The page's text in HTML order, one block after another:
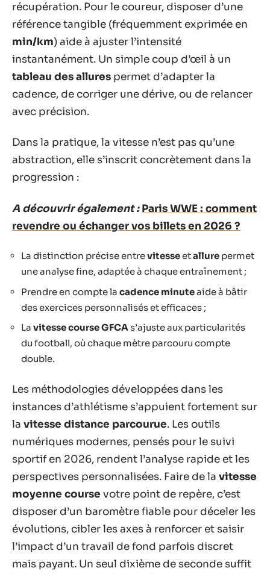
récupération. Pour le coureur, disposer d’une
référence tangible (fréquemment exprimée en
min/km) aide à ajuster l’intensité
instantanément. Un simple coup d’œil à un
tableau des allures permet d’adapter la
cadence, de corriger une dérive, ou de relancer
avec précision.
Dans la pratique, la vitesse n’est pas qu’une
abstraction, elle s’inscrit concrètement dans la
progression :
A découvrir également : Paris WWE : comment
revendre ou échanger vos billets en 2026 ?
La distinction précise entrevitesseetallure permet
une analyse fine, adaptée à chaque entraînement ;
Prendre en compte la cadence minuteaide à bâtir
des exercices personnalisés et efficaces ;
La vitesse course GFCAs’ajuste aux particularités
du football, où chaque mètre parcouru compte
double.
Les méthodologies développées dans les
instances d’athlétisme s’appuient fortement sur
la vitesse distance parcourue. Les outils
numériques modernes, pensés pour le suivi
sportif en 2026, rendent l’analyse rapide et les
perspectives personnalisées. Faire de la vitesse
moyenne course votre point de repère, c’est
disposer d’un baromètre fiable pour déceler les
évolutions, cibler les axes à renforcer et saisir
l’impact d’un travail de fond parfois discret
mais payant. Un seul dixième de seconde suffit